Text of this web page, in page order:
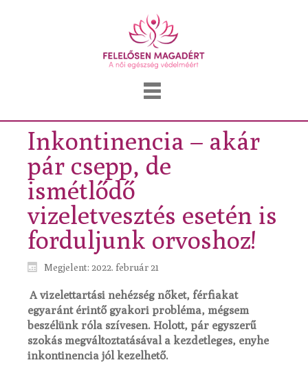
Inkontinencia – akár
pár csepp, de
ismétlődő
vizeletvesztés esetén is
forduljunk orvoshoz!
Megjelent: 2022. február 21
A vizelettartási nehézség nőket, férfiakat
egyaránt érintő gyakori probléma, mégsem
beszélünk róla szívesen. Holott, pár egyszerű
szokás megváltoztatásával a kezdetleges, enyhe
inkontinencia jól kezelhető.